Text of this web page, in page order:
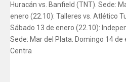
Huracán vs. Banfield (TNT). Sede:
enero (22.10): Talleres vs. Atlético
Sábado 13 de enero (22.10):
Sede: Mar del Plata. Domingo 14 de
Centra